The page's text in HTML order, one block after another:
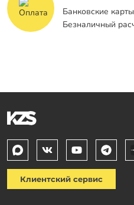
Банковские
Безналичный
Клиентский сервис